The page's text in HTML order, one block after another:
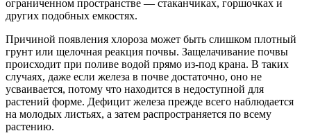
ограниченном пространстве — стаканчиках, горшочках и
других подобных емкостях.
Причиной появления хлороза может быть слишком плотный
грунт или щелочная реакция почвы. Защелачивание почвы
происходит при поливе водой прямо из-под крана. В таких
случаях, даже если железа в почве достаточно, оно не
усваивается, потому что находится в недоступной для
растений форме. Дефицит железа прежде всего наблюдается
на молодых листьях, а затем распространяется по всему
растению.